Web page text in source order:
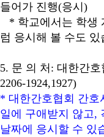
들어가 진행(응시 )
* 학교에서는 학생
럼 응시해 볼 수도 있
5. 문 의 처 : 대한간
2206-1924,1927)
* 대한간호협회 간호
일에 구애받지 않고,
날짜에 응시할 수 있